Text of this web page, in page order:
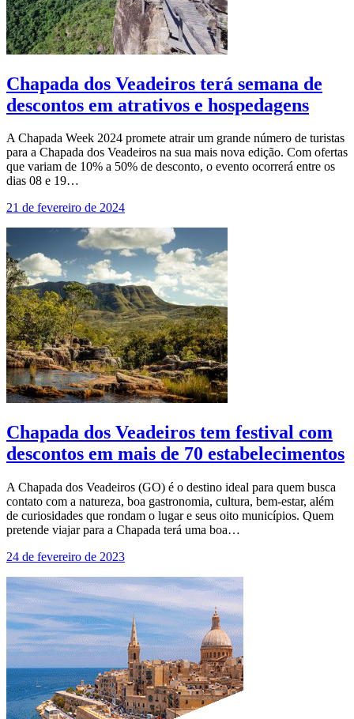
Chapada dos Veadeiros terá semana de
descontos em atrativos e hospedagens
A Chapada Week 2024 promete atrair um grande número de turistas
para a Chapada dos Veadeiros na sua mais nova edição. Com ofertas
que variam de 10% a 50% de desconto, o evento ocorrerá entre os
dias 08 e 19…
21 de fevereiro de 2024
Chapada dos Veadeiros tem festival com
descontos em mais de 70 estabelecimentos
A Chapada dos Veadeiros (GO) é o destino ideal para quem busca
contato com a natureza, boa gastronomia, cultura, bem-estar, além
de curiosidades que rondam o lugar e seus oito municípios. Quem
pretende viajar para a Chapada terá uma boa…
24 de fevereiro de 2023